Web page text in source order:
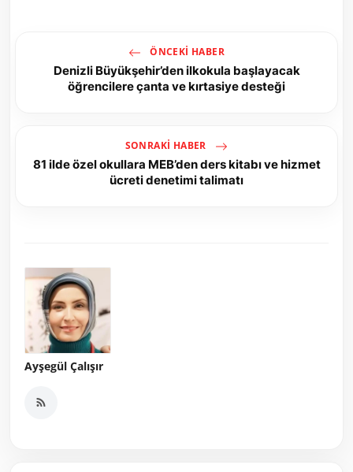
ÖNCEKI HABER
Denizli Büyükşehir’den ilkokula başlayacak
öğrencilere çanta ve kırtasiye desteği
SONRAKI HABER
81 ilde özel okullara MEB’den ders kitabı ve hizmet
ücreti denetimi talimatı
Ayşegül Çalışır